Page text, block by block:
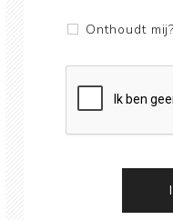
Onthoudt mij?